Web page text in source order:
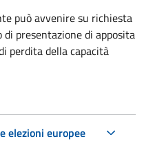
può avvenire su richiesta
presentazione di apposita
perdita della capacità
elezioni europee